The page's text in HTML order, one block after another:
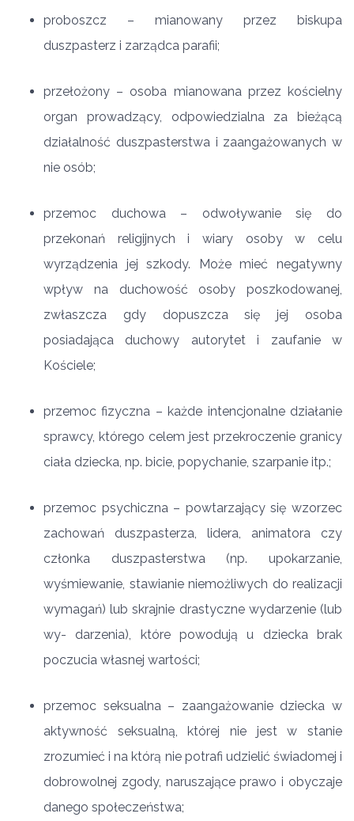
proboszcz – mianowany przez biskupa
duszpasterz i zarządca parafii;
przełożony – osoba mianowana przez kościelny
organ prowadzący, odpowiedzialna za bieżącą
działalność duszpasterstwa i zaangażowanych w
nie osób;
przemoc duchowa – odwoływanie się do
przekonań religijnych i wiary osoby w celu
wyrządzenia jej szkody. Może mieć negatywny
wpływ na duchowość osoby poszkodowanej,
zwłaszcza gdy dopuszcza się jej osoba
posiadająca duchowy autorytet i zaufanie w
Kościele;
przemoc fizyczna – każde intencjonalne działanie
sprawcy, którego celem jest przekroczenie granicy
ciała dziecka, np. bicie, popychanie, szarpanie itp.;
przemoc psychiczna – powtarzający się wzorzec
zachowań duszpasterza, lidera, animatora czy
członka duszpasterstwa (np. upokarzanie,
wyśmiewanie, stawianie niemożliwych do realizacji
wymagań) lub skrajnie drastyczne wydarzenie (lub
wy- darzenia), które powodują u dziecka brak
poczucia własnej wartości;
przemoc seksualna – zaangażowanie dziecka w
aktywność seksualną, której nie jest w stanie
zrozumieć i na którą nie potrafi udzielić świadomej i
dobrowolnej zgody, naruszające prawo i obyczaje
danego społeczeństwa;